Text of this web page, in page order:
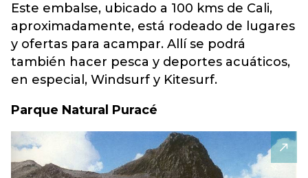
Este embalse, ubicado a 100 kms de Cali,
aproximadamente, está rodeado de lugares
y ofertas para acampar. Allí se podrá
también hacer pesca y deportes acuáticos,
en especial, Windsurf y Kitesurf.
Parque Natural Puracé